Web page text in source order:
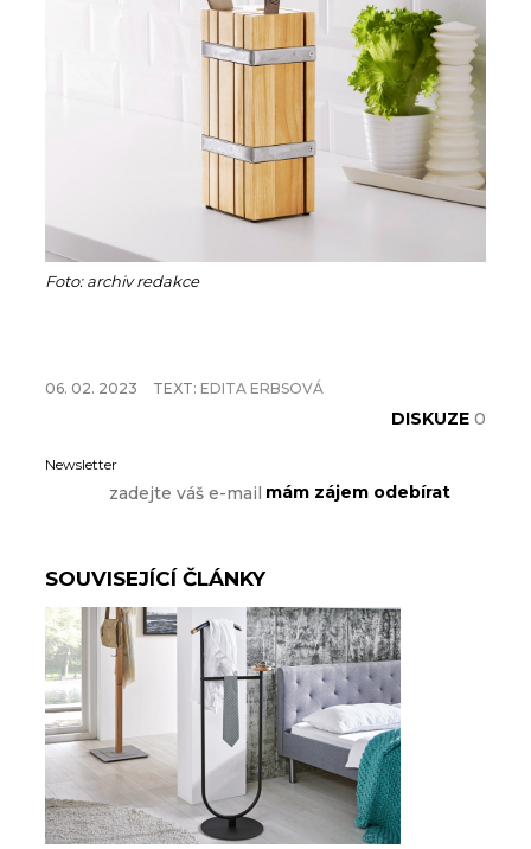
Foto: archiv redakce
06. 02. 2023 TEXT: EDITA ERBSOVÁ
DISKUZE 0
Newsletter
SOUVISEJÍCÍ ČLÁNKY